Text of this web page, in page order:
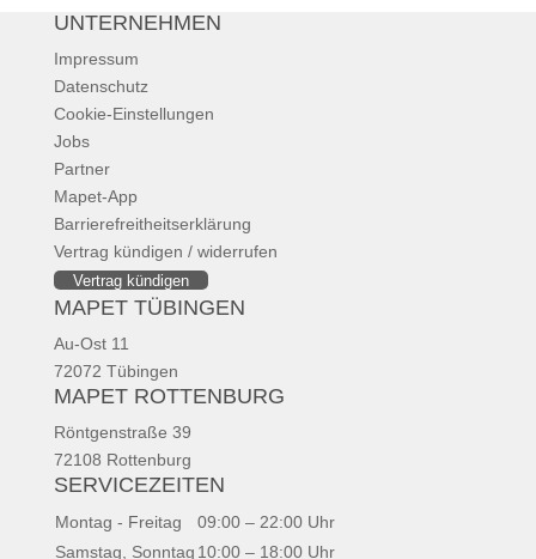
UNTERNEHMEN
Impressum
Datenschutz
Cookie-Einstellungen
Jobs
Partner
Mapet-App
Barrierefreitheitserklärung
Vertrag kündigen / widerrufen
Vertrag kündigen
MAPET TÜBINGEN
Au-Ost 11
72072 Tübingen
MAPET ROTTENBURG
Röntgenstraße 39
72108 Rottenburg
SERVICEZEITEN
Montag - Freitag
09:00 – 22:00 Uhr
Samstag, Sonntag 10:00 – 18:00 Uhr